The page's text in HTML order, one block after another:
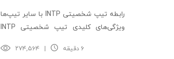
رابطه تیپ شخصیتی INTP با سایر تیپ‌ها
ویژگی‌های کلیدی تیپ شخصیتی INTP
افراد با تیپ شخصیتی INTP که ممکن
۲۷۴,۵۶۴ ۶ دقیقه